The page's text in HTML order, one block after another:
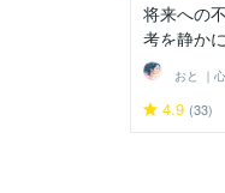
将来への
考を静か
4.9 (33)